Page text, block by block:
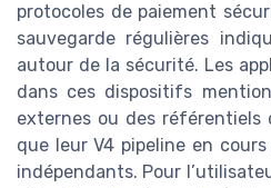
protocoles de paiement
sauvegarde régulières
autour de la sécurité. Les
dans ces dispositifs
externes ou des
que leur V4 pipeline en
indépendants. Pour